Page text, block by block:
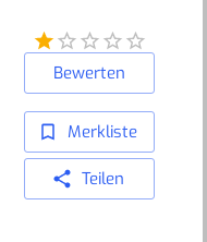
Bewerten
Merkliste
Teilen